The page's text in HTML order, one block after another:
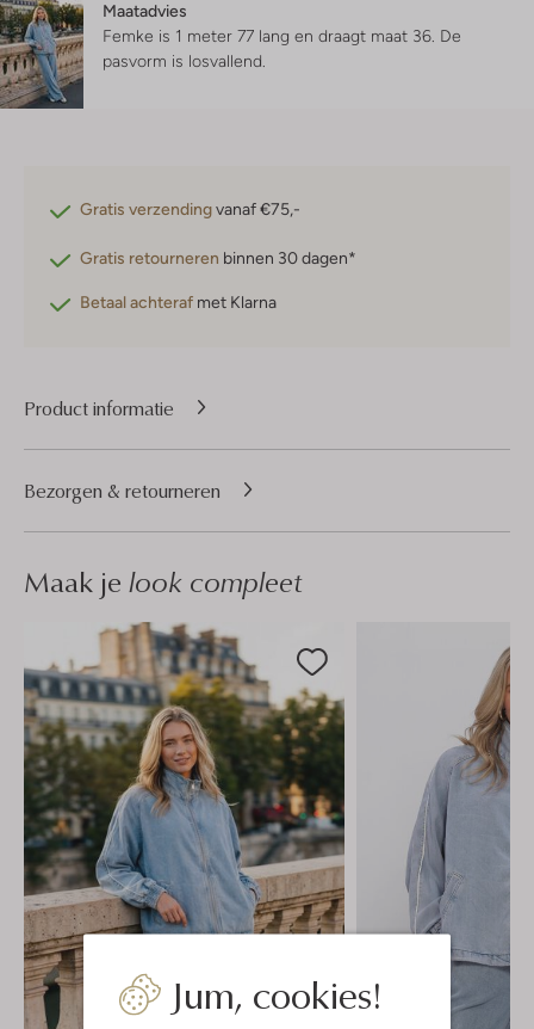
Jum, cookies!
Maatadvies
Femke is 1 meter 77 lang en draagt maat 36. De
pasvorm is losvallend
Gratis verzendingvanaf €75,-
Gratis retourneren binnen 30 dagen*
Betaal achteraf met Klarna
Product informatie
Bezorgen & retourneren
Maak je look compleet